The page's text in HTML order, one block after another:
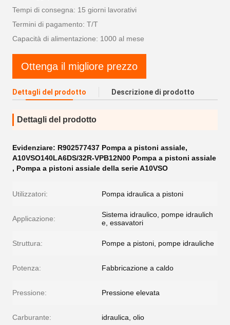
Tempi di consegna: 15 giorni lavorativi
Termini di pagamento: T/T
Capacità di alimentazione: 1000 al mese
Ottenga il migliore prezzo
Dettagli del prodotto Descrizione di prodotto
Dettagli del prodotto
Evidenziare: R902577437 Pompa a pistoni assiale,
A10VSO140LA6DS/32R-VPB12N00 Pompa a pistoni assiale
, Pompa a pistoni assiale della serie A10VSO
Utilizzatori: Pompa idraulica a pistoni
Applicazione:
Sistema idraulico, pompe idraulich
e, essavatori
Struttura: Pompe a pistoni, pompe idrauliche
Potenza: Fabbricazione a caldo
Pressione: Pressione elevata
Carburante: idraulica, olio